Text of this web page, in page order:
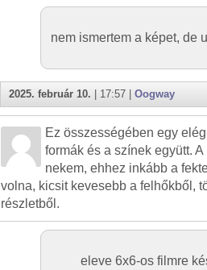
nem ismertem a képet, de
2025. február 10. | 17:57 | Oogway
Ez összességében egy
formák és a színek együtt.
nekem, ehhez inkább a
volna, kicsit kevesebb a felhőkből,
részletből.
eleve 6x6-os filmre